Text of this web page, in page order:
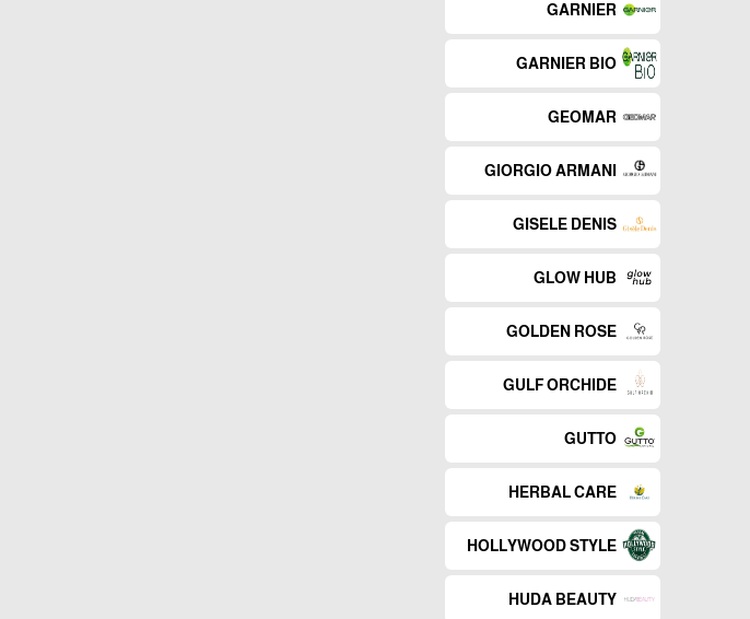
GARNIER
GARNIER BIO
GEOMAR
GIORGIO ARMANI
GISELE DENIS
GLOW HUB
GOLDEN ROSE
GULF ORCHIDE
GUTTO
HERBAL CARE
HOLLYWOOD STYLE
HUDA BEAUTY